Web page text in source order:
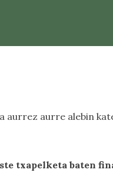
aurrez aurre alebin
txapelketa baten